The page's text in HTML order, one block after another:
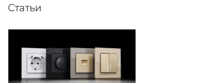
Статьи